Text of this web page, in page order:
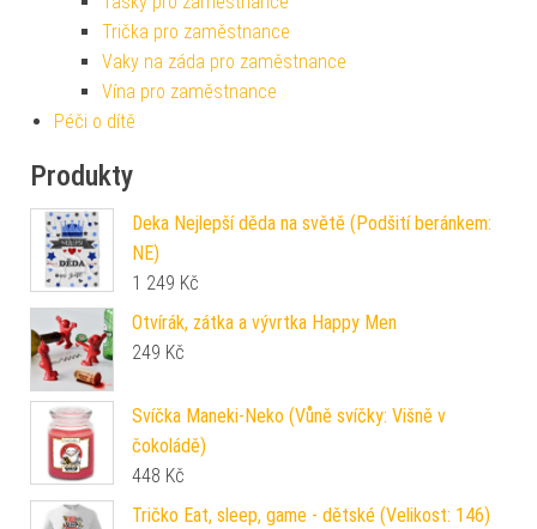
Trička pro zaměstnance
Vaky na záda pro zaměstnance
Vína pro zaměstnance
Péči o dítě
Produkty
Deka Nejlepší děda na světě (Podšití beránkem:
NE)
1 249 Kč
Otvírák, zátka a vývrtka Happy Men
249 Kč
Svíčka Maneki-Neko (Vůně svíčky: Višně v
čokoládě)
448 Kč
Tričko Eat, sleep, game - dětské (Velikost: 146)